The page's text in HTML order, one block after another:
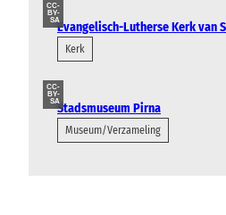
CC-
BY-
SAEvangelisch-Lutherse Kerk van
Kerk
CC-
BY-
SAStadsmuseum Pirna
Museum/Verzameling